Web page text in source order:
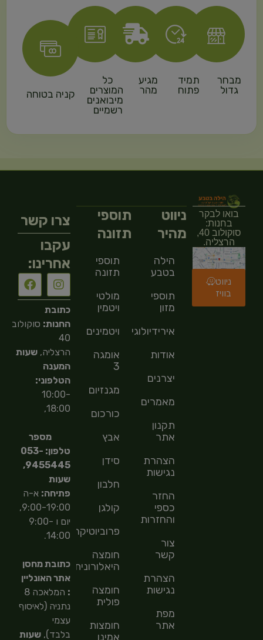
מבחר
גדול
תמיד
פתוח
מגיע
מהר
כל
המוצרים
מיבואנים
רשמיים
קניה בטוחה
בואו לבקר
בחנות:
סוקולוב 40,
הרצליה.
ניווט
בוויז
ניווט
מהיר
הילה
בטבע
תוספי
מזון
אירידיולוגיה
אודות
יצרנים
מאמרים
תקנון
אתר
הצהרת
נגישות
החזר
כספי
והחזרות
צור
קשר
הצהרת
נגישות
מפת
אתר
תוספי
תזונה
תוספי
תזונה
מולטי
ויטמין
ויטמינים
אומגה
3
מגנזיום
כורכום
אבץ
סידן
חלבון
קולגן
פרוביוטיקה
חומצה
היאלורונית
חומצה
פולית
חומצות
אמינו
צרו קשר
עקבו
אחרינו:
כתובת
החנות: סוקולוב
40
הרצליה,שעות
המענה
הטלפוני:
10:00-
18:00,
מספר
טלפון: 053-
9455445,
שעות
פתיחה: א-ה
9:00-19:00,
יום ו 9:00-
14:00.
כתובת מחסן
אתר האונליין
:
המלאכה 8
נתניה (לאיסוף
עצמי
בלבד),שעות